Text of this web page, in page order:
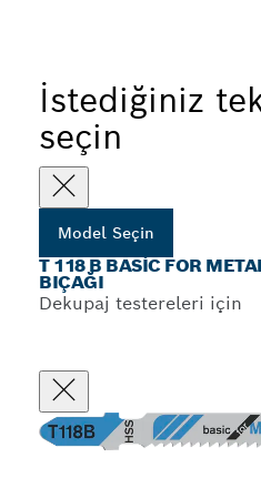
İstediğiniz
seçin
Model Seçin
T 118 B BASIC FOR
BIÇAĞI
Dekupaj testereleri için